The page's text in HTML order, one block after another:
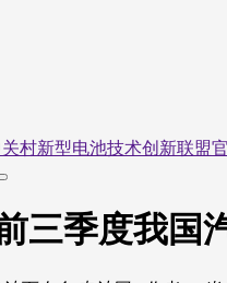
村新型电池技术创新联盟
三季度我国